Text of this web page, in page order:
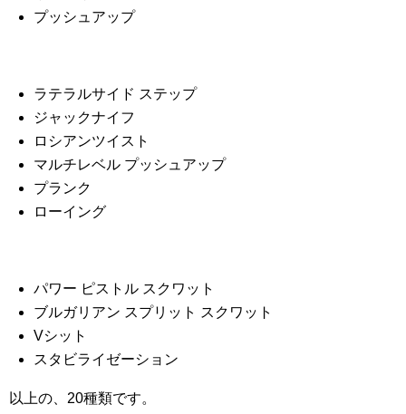
プッシュアップ
ラテラルサイド ステップ
ジャックナイフ
ロシアンツイスト
マルチレベル プッシュアップ
プランク
ローイング
パワー ピストル スクワット
ブルガリアン スプリット スクワット
Vシット
スタビライゼーション
以上の、20種類です。